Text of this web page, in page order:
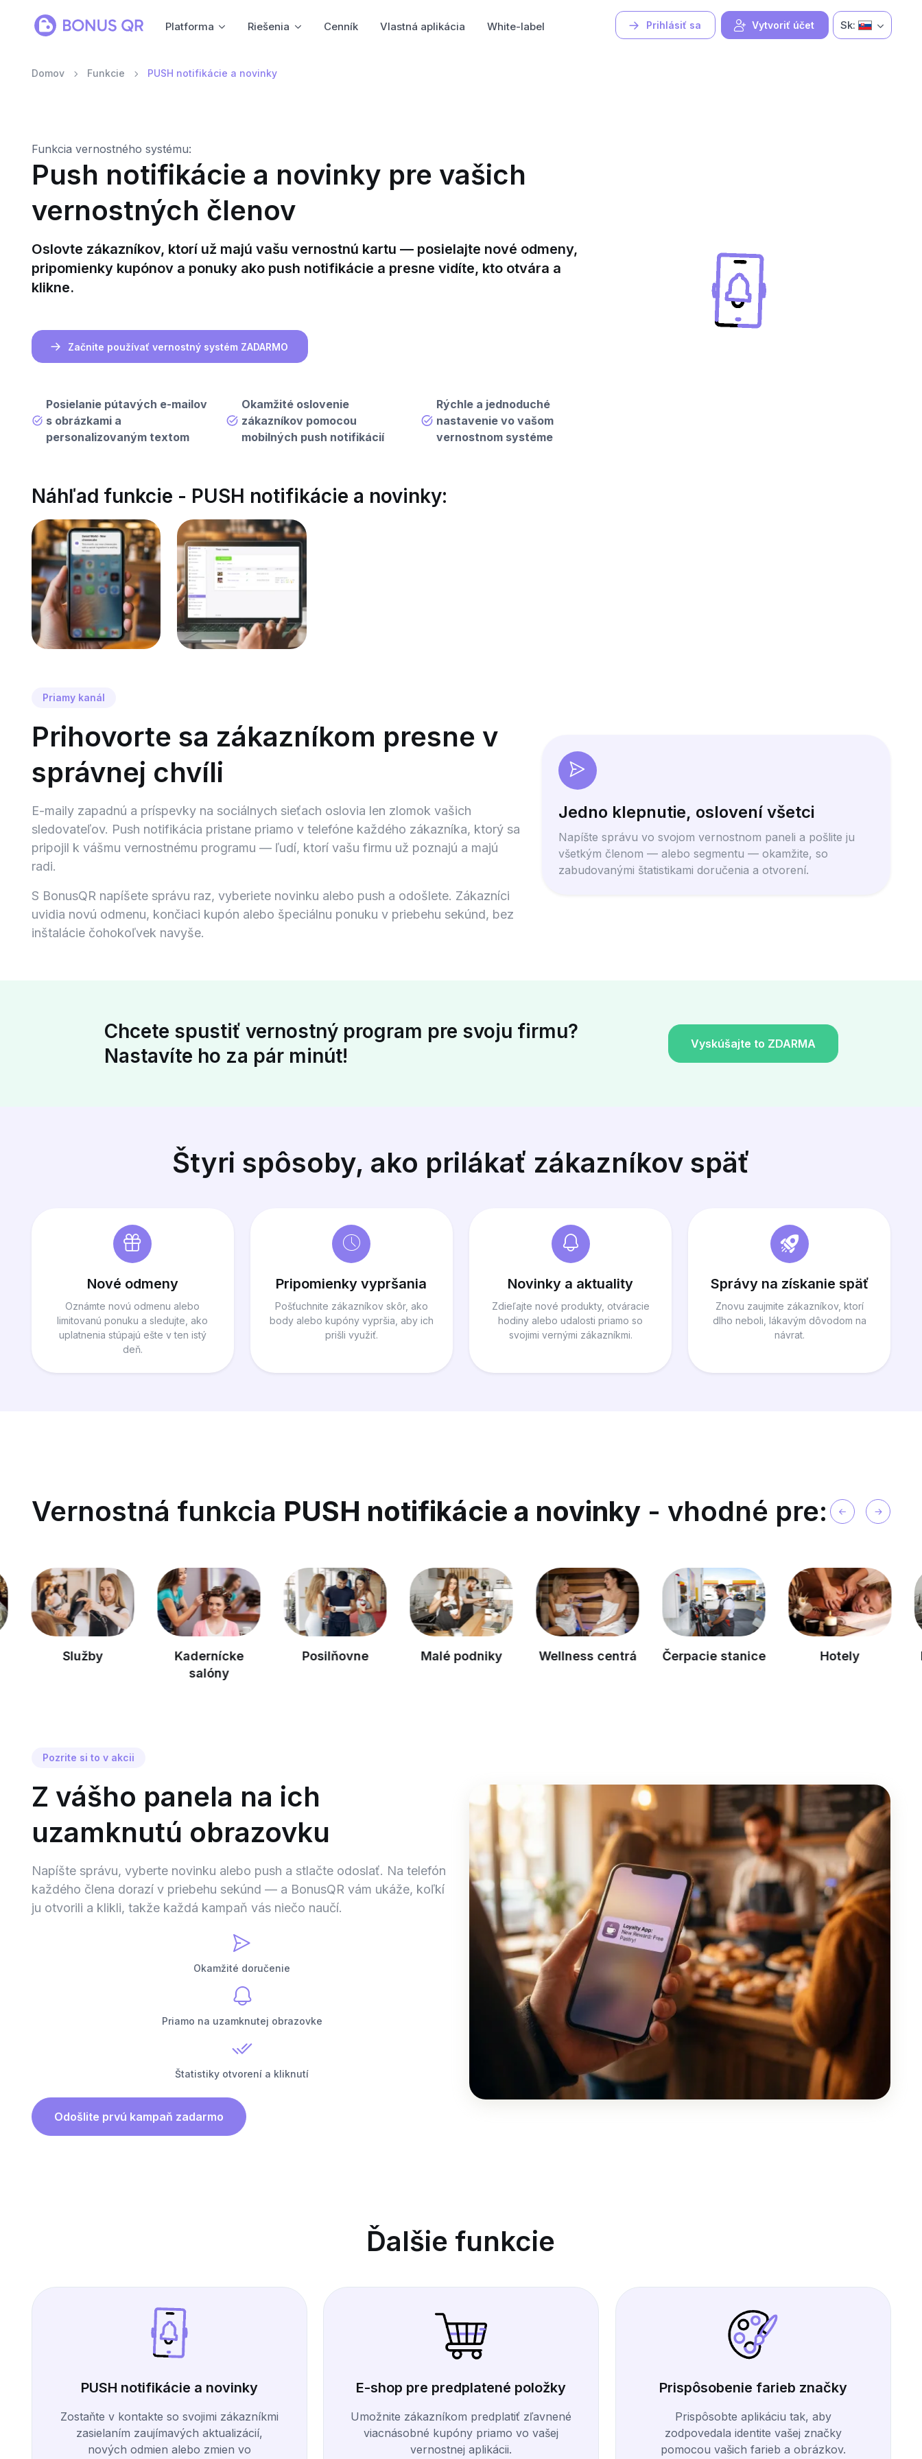
Prihlásiť sa Vytvoriť účet
Platforma Riešenia Cenník Vlastná aplikácia White-label Sk:
Domov Funkcie PUSH notifikácie a novinky
Funkcia vernostného systému:
Push notifikácie a novinky pre vašich
vernostných členov
Oslovte zákazníkov, ktorí už majú vašu vernostnú kartu — posielajte nové odmeny,
pripomienky kupónov a ponuky ako push notifikácie a presne vidíte, kto otvára a
klikne.
Začnite používať vernostný systém ZADARMO
Posielanie pútavých e-mailov
s obrázkami a
personalizovaným textom
Okamžité oslovenie
zákazníkov pomocou
mobilných push notifikácií
Rýchle a jednoduché
nastavenie vo vašom
vernostnom systéme
Náhľad funkcie - PUSH notifikácie a novinky:
Priamy kanál
Prihovorte sa zákazníkom presne v
správnej chvíli
E-maily zapadnú a príspevky na sociálnych sieťach oslovia len zlomok vašich
sledovateľov. Push notifikácia pristane priamo v telefóne každého zákazníka, ktorý sa
pripojil k vášmu vernostnému programu — ľudí, ktorí vašu firmu už poznajú a majú
radi.
S BonusQR napíšete správu raz, vyberiete novinku alebo push a odošlete. Zákazníci
uvidia novú odmenu, končiaci kupón alebo špeciálnu ponuku v priebehu sekúnd, bez
inštalácie čohokoľvek navyše.
Jedno klepnutie, oslovení všetci
Napíšte správu vo svojom vernostnom paneli a pošlite ju
všetkým členom — alebo segmentu — okamžite, so
zabudovanými štatistikami doručenia a otvorení.
Chcete spustiť vernostný program pre svoju firmu?
Nastavíte ho za pár minút!
Vyskúšajte to ZDARMA
Štyri spôsoby, ako prilákať zákazníkov späť
Nové odmeny
Oznámte novú odmenu alebo
limitovanú ponuku a sledujte, ako
uplatnenia stúpajú ešte v ten istý
deň.
Pripomienky vypršania
Pošťuchnite zákazníkov skôr, ako
body alebo kupóny vypršia, aby ich
prišli využiť.
Novinky a aktuality
Zdieľajte nové produkty, otváracie
hodiny alebo udalosti priamo so
svojimi vernými zákazníkmi.
Správy na získanie späť
Znovu zaujmite zákazníkov, ktorí
dlho neboli, lákavým dôvodom na
návrat.
Vernostná funkcia PUSH notifikácie a novinky- vhodné pre:
Služby
Kadernícke
salóny
Posilňovne Malé podniky Wellness centrá Čerpacie stanice Hotely
Pozrite si to v akcii
Z vášho panela na ich
uzamknutú obrazovku
Napíšte správu, vyberte novinku alebo push a stlačte odoslať. Na telefón
každého člena dorazí v priebehu sekúnd — a BonusQR vám ukáže, koľkí
ju otvorili a klikli, takže každá kampaň vás niečo naučí.
Okamžité doručenie
Priamo na uzamknutej obrazovke
Štatistiky otvorení a kliknutí
Odošlite prvú kampaň zadarmo
Ďalšie funkcie
PUSH notifikácie a novinky
Zostaňte v kontakte so svojimi zákazníkmi
zasielaním zaujímavých aktualizácií,
nových odmien alebo zmien vo
E-shop pre predplatené položky
Umožnite zákazníkom predplatiť zľavnené
viacnásobné kupóny priamo vo vašej
vernostnej aplikácii.
Prispôsobenie farieb značky
Prispôsobte aplikáciu tak, aby
zodpovedala identite vašej značky
pomocou vašich farieb a obrázkov.